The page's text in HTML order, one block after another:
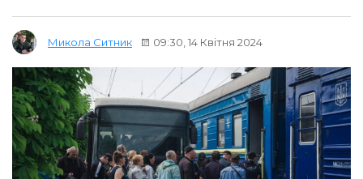
Микола Ситник 09:30, 14 Квітня 2024